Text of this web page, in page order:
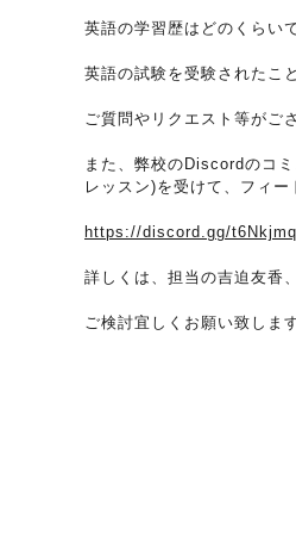
英語の学習歴はどのくらい
英語の試験を受験されたこ
ご質問やリクエスト等がご
また、弊校のDiscordのコ
レッスン)を受けて、フィ
https://discord.gg/
詳しくは、担当の吉迫友香
ご検討宜しくお願い致します